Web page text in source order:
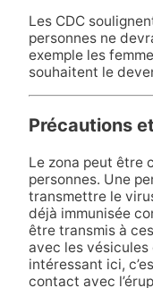
Les CDC
personnes ne
exemple les
souhaitent le
Précautions
Le zona peut être
personnes. Une
transmettre le
déjà immunisée
être transmis à
avec les vésicules
intéressant ici,
contact avec